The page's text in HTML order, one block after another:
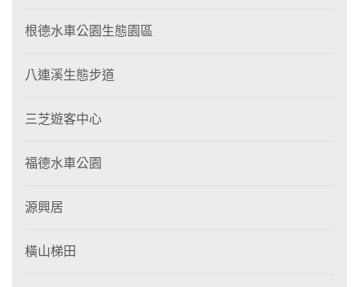
根德水車公園生態園區
八連溪生態步道
三芝遊客中心
福德水車公園
源興居
橫山梯田